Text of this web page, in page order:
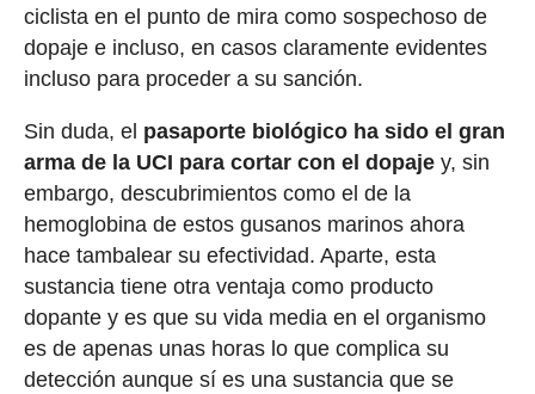
ciclista en el punto de mira como sospechoso de
dopaje e incluso, en casos claramente evidentes
incluso para proceder a su sanción.
Sin duda, el pasaporte biológico ha sido el gran
arma de la UCI para cortar con el dopajey, sin
embargo, descubrimientos como el de la
hemoglobina de estos gusanos marinos ahora
hace tambalear su efectividad. Aparte, esta
sustancia tiene otra ventaja como producto
dopante y es que su vida media en el organismo
es de apenas unas horas lo que complica su
detección aunque sí es una sustancia que se